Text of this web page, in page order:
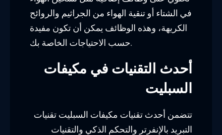
في الشتاء أو تنقية الهواء من الجراثيم والروائح
الكريهة، وهذه الوظائف يمكن أن تكون مفيدة
حسب الاحتياجات الخاصة بك.
أحدث التقنيات في مكيفات
السبليت
تتضمن أحدث تقنيات مكيفات السبليت تقنيات
التبريد بالإنفرتر والتحكم الذكي والتقنيات